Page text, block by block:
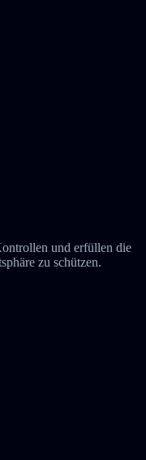
und erfüllen die
zu schützen.